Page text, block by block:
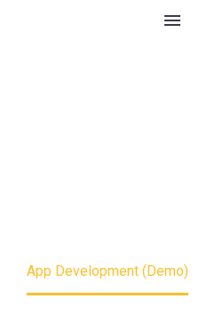
App Development (Demo)